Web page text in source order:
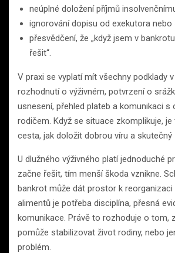
neúplné doložení příjmů
ignorování dopisu od exekutora nebo
přesvědčení, že „když jsem v
řešit“.
V praxi se vyplatí mít všechny podklady
rozhodnutí o výživném, potvrzení o
usnesení, přehled plateb a komunikaci s
rodičem. Když se situace zkomplikuje,
cesta, jak doložit dobrou víru a skutečný
U dlužného výživného platí jednoduché
začne řešit, tím menší škoda vznikne.
bankrot může dát prostor k reorganizaci
alimentů je potřeba disciplína, přesná
komunikace. Právě to rozhoduje o tom,
pomůže stabilizovat život rodiny, nebo
problém.